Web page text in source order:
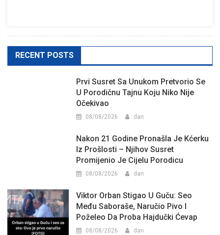
RECENT POSTS
Prvi Susret Sa Unukom Pretvorio Se
U Porodičnu Tajnu Koju Niko Nije
Očekivao
08/08/2026 dan
Nakon 21 Godine Pronašla Je Kćerku
Iz Prošlosti – Njihov Susret
Promijenio Je Cijelu Porodicu
08/08/2026 dan
Viktor Orban Stigao U Guču: Seo
Među Saboraše, Naručio Pivo I
Poželeo Da Proba Hajdučki Ćevap
08/08/2026 dan